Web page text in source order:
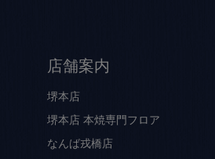
店舗案内
堺本店
堺本店 本焼専門フロア
なんば戎橋店